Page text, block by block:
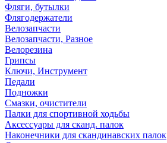
Фляги, бутылки
Флягодержатели
Велозапчасти
Велозапчасти, Разное
Велорезина
Грипсы
Ключи, Инструмент
Педали
Подножки
Смазки, очистители
Палки для спортивной ходьбы
Аксессуары для сканд. палок
Наконечники для скандинавских палок